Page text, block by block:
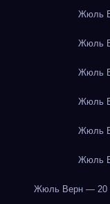
Жюль
Жюль
Жюль
Жюль
Жюль
Жюль
Жюль Верн — 20